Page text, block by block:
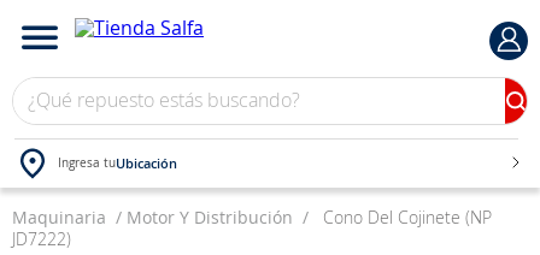
¿Qué repuesto estás buscando?
Ingresa tuUbicación
Maquinaria Motor Y Distribución
Cono Del Cojinete (NP
JD7222)
TÉRMINOS MÁS BUSCADOS